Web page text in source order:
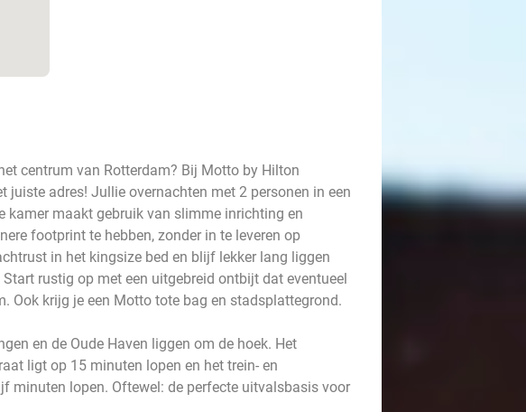
centrum van Rotterdam? Bij Motto by Hilton
juiste adres! Jullie overnachten met 2 personen in een
kamer maakt gebruik van slimme inrichting en
footprint te hebben, zonder in te leveren op
in het kingsize bed en blijf lekker lang liggen
rustig op met een uitgebreid ontbijt dat eventueel
Ook krijg je een Motto tote bag en stadsplattegrond.
en de Oude Haven liggen om de hoek. Het
ligt op 15 minuten lopen en het trein- en
minuten lopen. Oftewel: de perfecte uitvalsbasis voor